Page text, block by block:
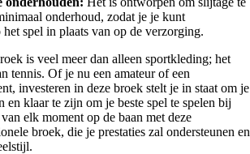
onderhoud, zodat je je kunt
het spel in plaats van op de verzorging.
is veel meer dan alleen sportkleding; het
tennis. Of je nu een amateur of een
investeren in deze broek stelt je in staat om je
en klaar te zijn om je beste spel te spelen bij
elk moment op de baan met deze
broek, die je prestaties zal ondersteunen en